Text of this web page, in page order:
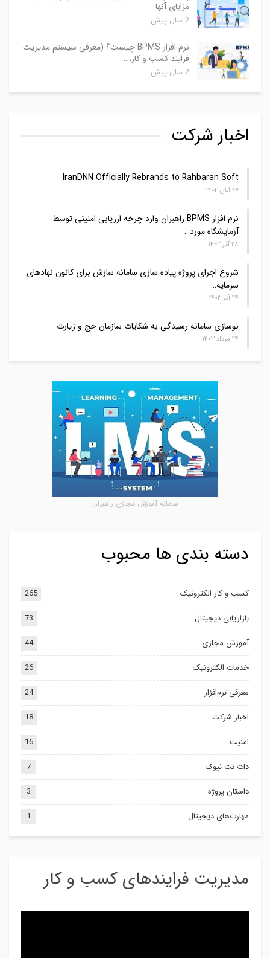
مزایای آنها
2 سال پیش
نرم افزار BPMS چیست؟ (معرفی سیستم مدیریت
فرایند کسب و کار،…
2 سال پیش
اخبار شرکت
IranDNN Officially Rebrands to Rahbaran Soft
۲۷ آبان ۱۴۰۴
نرم افزار BPMS راهبران وارد چرخه ارزیابی امنیتی توسط
آزمایشگاه مورد…
۲۸ آذر ۱۴۰۳
شروع اجرای پروژه پیاده سازی سامانه سازش برای کانون نهادهای
سرمایه…
۲۴ آذر ۱۴۰۳
نوسازی سامانه رسیدگی به شکایات سازمان حج و زیارت
۲۴ مرداد ۱۴۰۳
سامانه آموزش مجازی راهبران
دسته بندی ها محبوب
کسب و کار الکترونیک
265
بازاریابی دیجیتال
73
آموزش مجازی
44
خدمات الکترونیک
26
معرفی نرم‌افزار
24
اخبار شرکت
18
امنیت
16
دات نت نیوک
7
داستان پروژه
3
مهارت‌های دیجیتال
1
مدیریت فرایندهای کسب و کار